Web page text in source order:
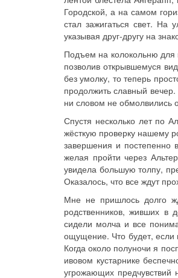
Городской, а на самом
стал зажигаться свет. На
указывая друг-другу на
Подъем на колокольню для
позволив открывшемуся
без умолку, то теперь
продолжить славный
ни словом не обмолвились
Спустя несколько лет по
жёсткую проверку нашему
завершения и
желая пройти через
увидела большую толпу,
Оказалось, что все ждут
Мне не пришлось долго
родственников, живших
сидели молча и все
ощущение. Что будет, если
Когда около полуночи я
ивовом кустарнике
угрожающих